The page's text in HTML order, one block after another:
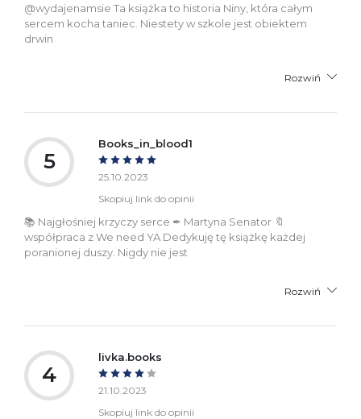
@wydajenamsie Ta książka to historia Niny, która całym
sercem kocha taniec. Niestety w szkole jest obiektem
drwin
Rozwiń
5
Books_in_blood1
25.10.2023
Skopiuj link do opinii
📚 Najgłośniej krzyczy serce ✒ Martyna Senator 🔖
współpraca z We need YA Dedykuję tę książkę każdej
poranionej duszy. Nigdy nie jest
Rozwiń
4
livka.books
21.10.2023
Skopiuj link do opinii